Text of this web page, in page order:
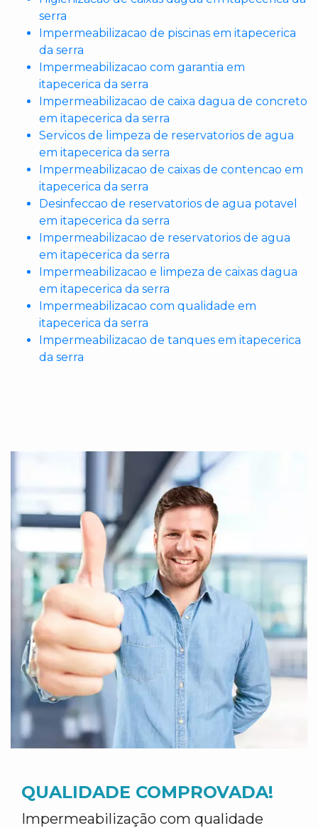
serra
Impermeabilizacao de piscinas em itapecerica
da serra
Impermeabilizacao com garantia em
itapecerica da serra
Impermeabilizacao de caixa dagua de concreto
em itapecerica da serra
Servicos de limpeza de reservatorios de agua
em itapecerica da serra
Impermeabilizacao de caixas de contencao em
itapecerica da serra
Desinfeccao de reservatorios de agua potavel
em itapecerica da serra
Impermeabilizacao de reservatorios de agua
em itapecerica da serra
Impermeabilizacao e limpeza de caixas dagua
em itapecerica da serra
Impermeabilizacao com qualidade em
itapecerica da serra
Impermeabilizacao de tanques em itapecerica
da serra
QUALIDADE COMPROVADA!
Impermeabilização com qualidade